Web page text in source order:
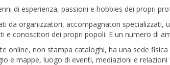
di esperienza, passioni e hobbies dei propri
da organizzatori, accompagnatori specializzati,
e conoscitori dei propri popoli. E un numero di
online, non stampa cataloghi, ha una sede
e mappe, luogo di eventi, mediazioni e relazioni